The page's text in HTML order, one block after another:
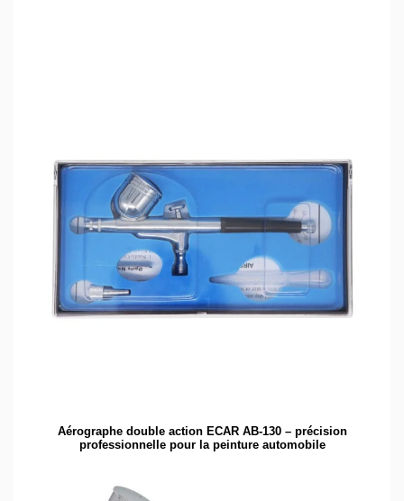
Aérographe double action ECAR AB-130 – précision
professionnelle pour la peinture automobile